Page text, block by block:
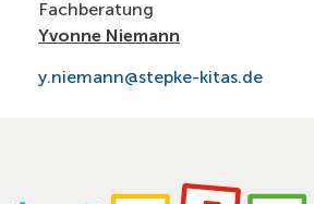
Fachberatung
Yvonne Niemann
y.niemann@stepke-kitas.de